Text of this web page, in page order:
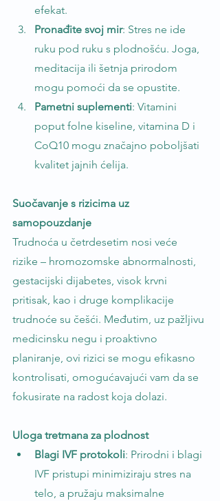
efekat.
Pronađite svoj mir: Stres ne ide
ruku pod ruku s plodnošću. Joga,
meditacija ili šetnja prirodom
mogu pomoći da se opustite.
Pametni suplementi: Vitamini
poput folne kiseline, vitamina D i
CoQ10 mogu značajno poboljšati
kvalitet jajnih ćelija.
Suočavanje s rizicima uz
samopouzdanje
Trudnoća u četrdesetim nosi veće
rizike – hromozomske abnormalnosti,
gestacijski dijabetes, visok krvni
pritisak, kao i druge komplikacije
trudnoće su češći. Međutim, uz pažljivu
medicinsku negu i proaktivno
planiranje, ovi rizici se mogu efikasno
kontrolisati, omogućavajući vam da se
fokusirate na radost koja dolazi.
Uloga tretmana za plodnost
Blagi IVF protokoli: Prirodni i blagi
IVF pristupi minimiziraju stres na
telo, a pružaju maksimalne